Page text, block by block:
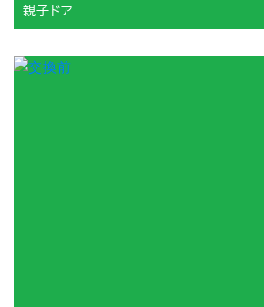
親子ドア